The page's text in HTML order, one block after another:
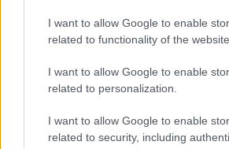
I want to allow Google to enable
related to functionality of the
I want to allow Google to enable
related to personalization.
I want to allow Google to enable
related to security, including